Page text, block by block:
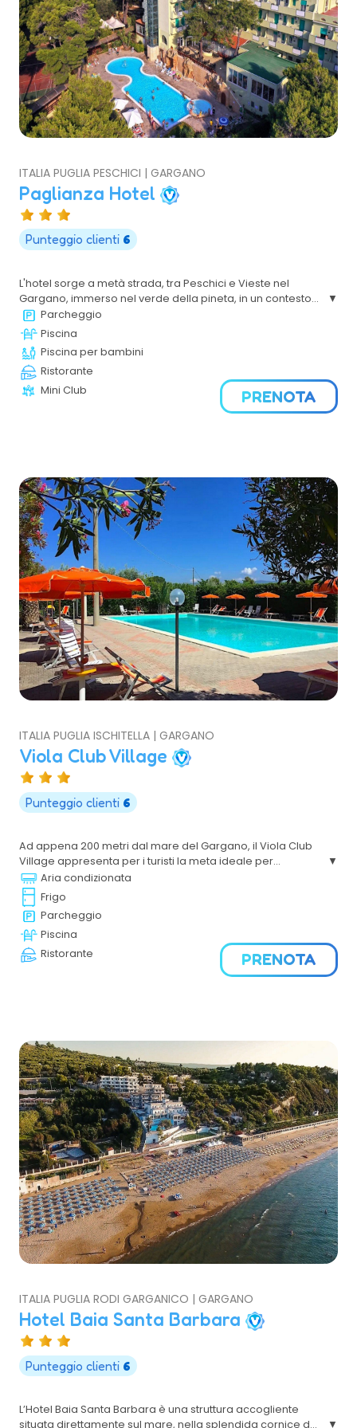
ITALIA PUGLIA PESCHICI | GARGANO
Paglianza Hotel
Punteggio clienti 6
L'hotel sorge a metà strada, tra Peschici e Vieste nel
Gargano, immerso nel verde della pineta, in un contesto
paesaggistico di indiscussa bellezza, renderà la vostra
vacanza totalmente rilassante.
Parcheggio
Piscina
Piscina per bambini
Ristorante
Mini Club
PRENOTA
ITALIA PUGLIA ISCHITELLA | GARGANO
Viola Club Village
Punteggio clienti 6
Ad appena 200 metri dal mare del Gargano, il Viola Club
Village appresenta per i turisti la meta ideale per
trascorrere vacanze rilassanti e confortevoli. Non
mancheranno per una vacanza indimenticabile serate
danzanti con musica dal vivo e animazione per grandi i
piccini.
Aria condizionata
Frigo
Parcheggio
Piscina
Ristorante
PRENOTA
ITALIA PUGLIA RODI GARGANICO | GARGANO
Hotel Baia Santa Barbara
Punteggio clienti 6
L’Hotel Baia Santa Barbara è una struttura accogliente
situata direttamente sul mare, nella splendida cornice del